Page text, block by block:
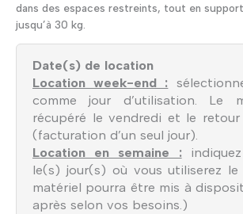
dans des espaces restreints, tout en
jusqu’à 30 kg.
Date(s) de location
Location week-end :
comme jour d’utilisation. Le
récupéré le vendredi et le
(facturation d’un seul jour).
Location en semaine :indiquez
le(s) jour(s) où vous utiliserez le
matériel pourra être mis à
après selon vos besoins.)